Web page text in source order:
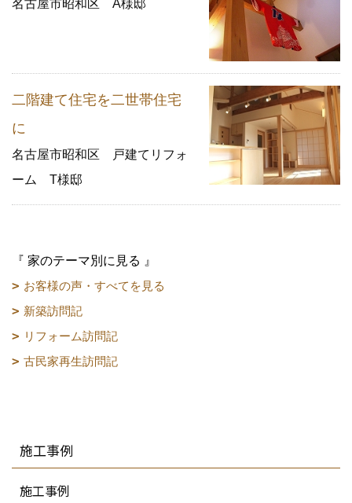
名古屋市昭和区 A様邸
二階建て住宅を二世帯住宅
に
名古屋市昭和区 戸建てリフォ
ーム T様邸
『 家のテーマ別に見る 』
お客様の声・すべてを見る
新築訪問記
リフォーム訪問記
古民家再生訪問記
施工事例
施工事例